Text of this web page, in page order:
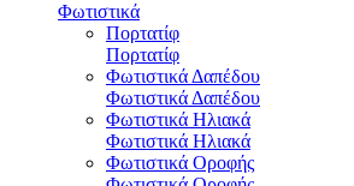
Φωτιστικά
Πορτατίφ
Πορτατίφ
Φωτιστικά Δαπέδου
Φωτιστικά Δαπέδου
Φωτιστικά Ηλιακά
Φωτιστικά Ηλιακά
Φωτιστικά Οροφής